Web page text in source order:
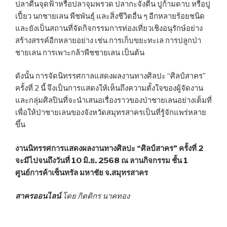
ปลาตีนจุดฟ้าหรือปลาจุมพรวด ปลากะจังตีน ปูก้ามดาบ หรือปู
เปี้ยว นกชายเลน พืชพันธุ์ และสิ่งชีวิตอื่น ๆ อีกหลายร้อยชนิด
และยังเป็นสถานที่จัดกิจกรรมการท่องเที่ยวเชิงอนุรักษ์อย่าง
สร้างสรรค์อีกหลายอย่าง เช่น การเก็บขยะทะเล การปลูกป่า
ชายเลน การเพาะกล้าพืชชายเลน เป็นต้น
ดังนั้น การจัดนิทรรศกาลแสดงผลงานทางศิลปะ “ศิลป์สาคร”
ครั้งที่ 2 นี้ จึงเป็นการแสดงให้เห็นถึงความตั้งใจของผู้จัดงาน
และกลุ่มศิลปินที่จะนำเสนอเรื่องราวของป่าชายเลนอย่างเต็มที่
เพื่อให้ป่าชายเลนของจังหวัดสมุทรสาครเป็นที่รู้จักแพร่หลาย
ขึ้น
งานนิทรรศการแสดงผลงานทางศิลปะ “ศิลป์สาคร” ครั้งที่ 2
จะมีไปจนถึงวันที่ 10 มิ.ย. 2568 ณ ลานกิจกรรม ชั้น 1
ศูนย์การค้าเซ็นทรัล มหาชัย จ.สมุทรสาคร
สาครออนไลน์ โดย กิตติกร นาคทอง